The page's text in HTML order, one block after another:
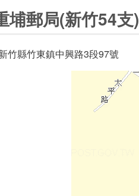
埔郵局(新竹54支)
竹縣竹東鎮中興路3段97號